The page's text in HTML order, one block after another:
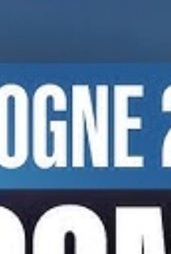
制作： David William